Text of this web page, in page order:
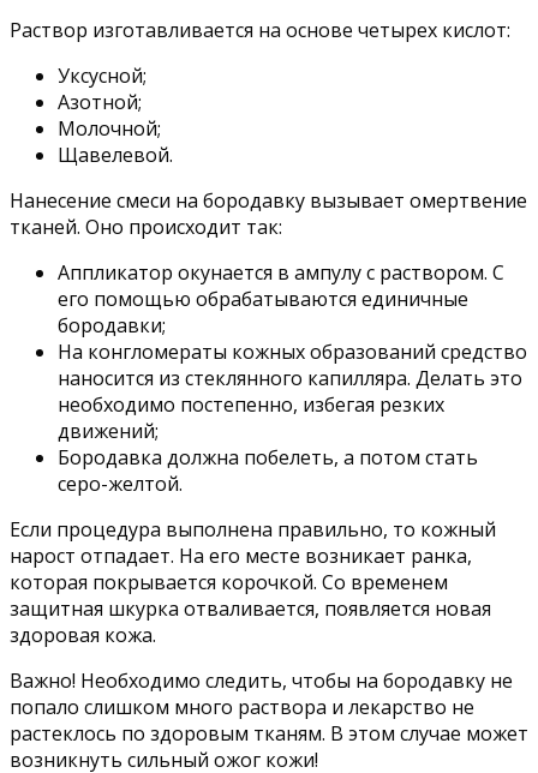
Раствор изготавливается на основе четырех кислот:
Уксусной;
Азотной;
Молочной;
Щавелевой.
Нанесение смеси на бородавку вызывает омертвение
тканей. Оно происходит так:
Аппликатор окунается в ампулу с раствором. С
его помощью обрабатываются единичные
бородавки;
На конгломераты кожных образований средство
наносится из стеклянного капилляра. Делать это
необходимо постепенно, избегая резких
движений;
Бородавка должна побелеть, а потом стать
серо-желтой.
Если процедура выполнена правильно, то кожный
нарост отпадает. На его месте возникает ранка,
которая покрывается корочкой. Со временем
защитная шкурка отваливается, появляется новая
здоровая кожа.
Важно! Необходимо следить, чтобы на бородавку не
попало слишком много раствора и лекарство не
растеклось по здоровым тканям. В этом случае может
возникнуть сильный ожог кожи!